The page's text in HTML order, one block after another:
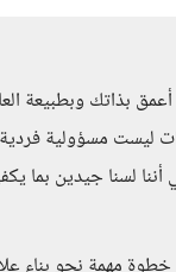
بذاتك وبطبيعة
ليست مسؤولية
لسنا جيدين بما